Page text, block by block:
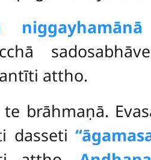
attho.
brāhmaṇā.
dasseti